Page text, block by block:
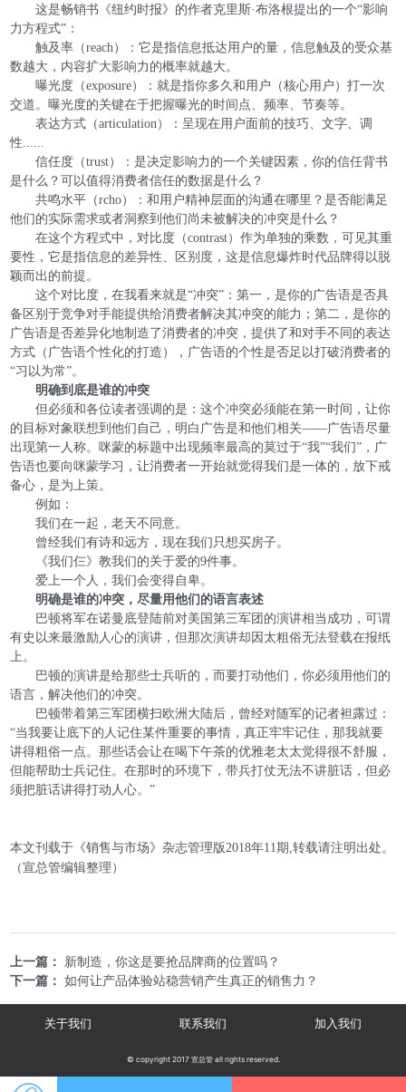
这是畅销书《纽约时报》的作者克里斯·布洛根提出的一个“影响
力方程式”：
触及率（reach）：它是指信息抵达用户的量，信息触及的受众基
数越大，内容扩大影响力的概率就越大。
曝光度（exposure）：就是指你多久和用户（核心用户）打一次
交道。曝光度的关键在于把握曝光的时间点、频率、节奏等。
表达方式（articulation）：呈现在用户面前的技巧、文字、调
性......
信任度（trust）：是决定影响力的一个关键因素，你的信任背书
是什么？可以值得消费者信任的数据是什么？
共鸣水平（rcho）：和用户精神层面的沟通在哪里？是否能满足
他们的实际需求或者洞察到他们尚未被解决的冲突是什么？
在这个方程式中，对比度（contrast）作为单独的乘数，可见其重
要性，它是指信息的差异性、区别度，这是信息爆炸时代品牌得以脱
颖而出的前提。
这个对比度，在我看来就是“冲突”：第一，是你的广告语是否具
备区别于竞争对手能提供给消费者解决其冲突的能力；第二，是你的
广告语是否差异化地制造了消费者的冲突，提供了和对手不同的表达
方式（广告语个性化的打造），广告语的个性是否足以打破消费者的
“习以为常”。
明确到底是谁的冲突
但必须和各位读者强调的是：这个冲突必须能在第一时间，让你
的目标对象联想到他们自己，明白广告是和他们相关——广告语尽量
出现第一人称。咪蒙的标题中出现频率最高的莫过于“我”“我们”，广
告语也要向咪蒙学习，让消费者一开始就觉得我们是一体的，放下戒
备心，是为上策。
例如：
我们在一起，老天不同意。
曾经我们有诗和远方，现在我们只想买房子。
《我们仨》教我们的关于爱的9件事。
爱上一个人，我们会变得自卑。
明确是谁的冲突，尽量用他们的语言表述
巴顿将军在诺曼底登陆前对美国第三军团的演讲相当成功，可谓
有史以来最激励人心的演讲，但那次演讲却因太粗俗无法登载在报纸
上。
巴顿的演讲是给那些士兵听的，而要打动他们，你必须用他们的
语言，解决他们的冲突。
巴顿带着第三军团横扫欧洲大陆后，曾经对随军的记者袒露过：
“当我要让底下的人记住某件重要的事情，真正牢牢记住，那我就要
讲得粗俗一点。那些话会让在喝下午茶的优雅老太太觉得很不舒服，
但能帮助士兵记住。在那时的环境下，带兵打仗无法不讲脏话，但必
须把脏话讲得打动人心。”
本文刊载于《销售与市场》杂志管理版2018年11期,转载请注明出处。
（宣总管编辑整理）
上一篇： 新制造，你这是要抢品牌商的位置吗？
下一篇： 如何让产品体验站稳营销产生真正的销售力？
关于我们 联系我们 加入我们
© copyright 2017 宣总管 all rights reserved.